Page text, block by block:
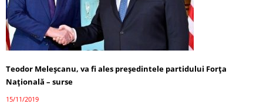
Teodor Meleșcanu, va fi ales președintele partidului Forța
Națională – surse
15/11/2019